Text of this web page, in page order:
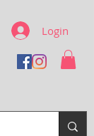
Login